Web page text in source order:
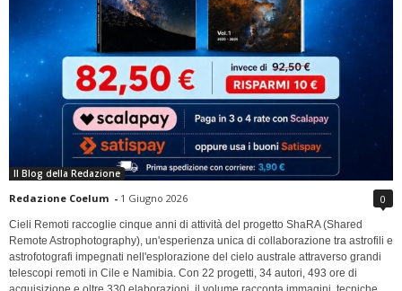
Il Blog della Redazione
Redazione Coelum - 1 Giugno 2026 0
Cieli Remoti raccoglie cinque anni di attività del progetto ShaRA (Shared
Remote Astrophotography), un'esperienza unica di collaborazione tra astrofili e
astrofotografi impegnati nell'esplorazione del cielo australe attraverso grandi
telescopi remoti in Cile e Namibia. Con 22 progetti, 34 autori, 493 ore di